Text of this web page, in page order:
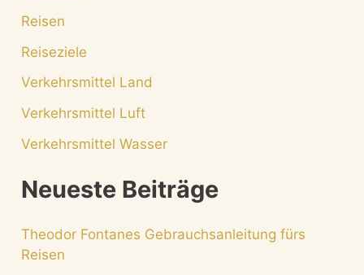
Reisen
Reiseziele
Verkehrsmittel Land
Verkehrsmittel Luft
Verkehrsmittel Wasser
Neueste Beiträge
Theodor Fontanes Gebrauchsanleitung fürs
Reisen